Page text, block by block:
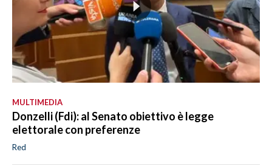
MULTIMEDIA
Donzelli (Fdi): al Senato obiettivo è legge
elettorale con preferenze
Red